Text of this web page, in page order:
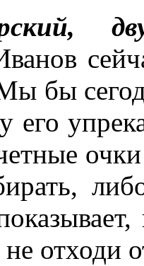
бы
его
отходи